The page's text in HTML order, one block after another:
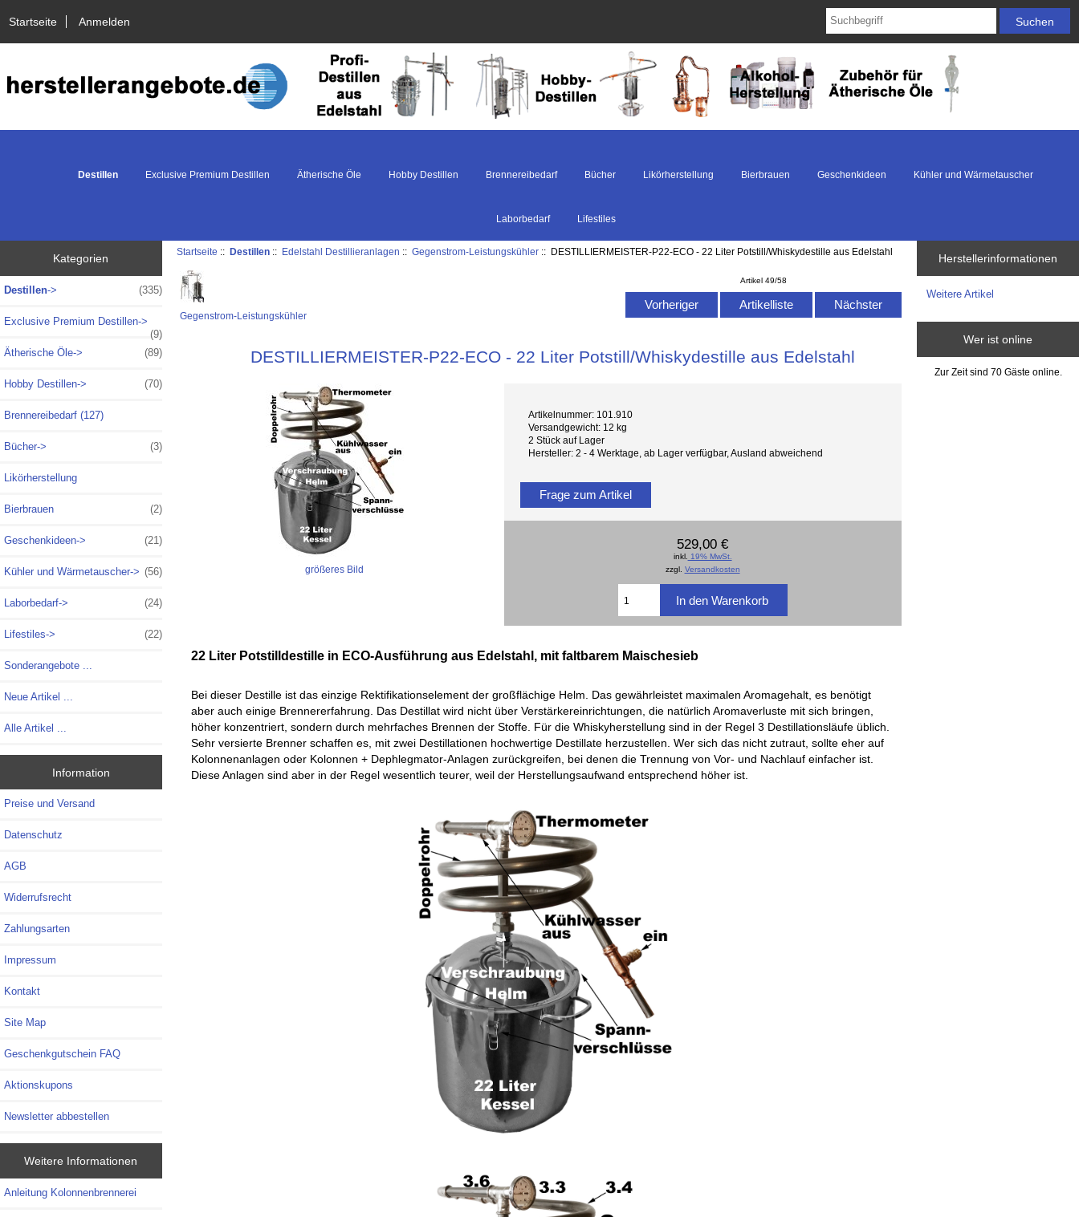
Startseite Anmelden
Destillen Exclusive Premium Destillen Ätherische Öle Hobby Destillen Brennereibedarf Bücher Likörherstellung Bierbrauen Geschenkideen Kühler und Wärmetauscher
Laborbedarf Lifestiles
Kategorien
Destillen-> (335)
Exclusive Premium Destillen->
(9)
Ätherische Öle->
(89)
Hobby Destillen-> (70)
Brennereibedarf (127)
Bücher-> (3)
Likörherstellung
Bierbrauen (2)
Geschenkideen-> (21)
Kühler und Wärmetauscher-> (56)
Laborbedarf-> (24)
Lifestiles-> (22)
Sonderangebote ...
Neue Artikel ...
Alle Artikel ...
Information
Preise und Versand
Datenschutz
AGB
Widerrufsrecht
Zahlungsarten
Impressum
Kontakt
Site Map
Geschenkgutschein FAQ
Aktionskupons
Newsletter abbestellen
Weitere Informationen
Anleitung Kolonnenbrennerei
Startseite ::Destillen :: Edelstahl Destillieranlagen ::Gegenstrom-Leistungskühler :: DESTILLIERMEISTER-P22-ECO - 22 Liter Potstill/Whiskydestille aus Edelstahl
Gegenstrom-Leistungskühler
Artikel 49/58
Vorheriger Artikelliste Nächster
DESTILLIERMEISTER-P22-ECO - 22 Liter Potstill/Whiskydestille aus Edelstahl
größeres Bild
Artikelnummer: 101.910
Versandgewicht: 12 kg
2 Stück auf Lager
Hersteller: 2 - 4 Werktage, ab Lager verfügbar, Ausland abweichend
Frage zum Artikel
529,00 €
inkl. 19% MwSt.
zzgl. Versandkosten
22 Liter Potstilldestille in ECO-Ausführung aus Edelstahl, mit faltbarem Maischesieb
Bei dieser Destille ist das einzige Rektifikationselement der großflächige Helm. Das gewährleistet maximalen Aromagehalt, es benötigt
aber auch einige Brennererfahrung. Das Destillat wird nicht über Verstärkereinrichtungen, die natürlich Aromaverluste mit sich bringen,
höher konzentriert, sondern durch mehrfaches Brennen der Stoffe. Für die Whiskyherstellung sind in der Regel 3 Destillationsläufe üblich.
Sehr versierte Brenner schaffen es, mit zwei Destillationen hochwertige Destillate herzustellen. Wer sich das nicht zutraut, sollte eher auf
Kolonnenanlagen oder Kolonnen + Dephlegmator-Anlagen zurückgreifen, bei denen die Trennung von Vor- und Nachlauf einfacher ist.
Diese Anlagen sind aber in der Regel wesentlich teurer, weil der Herstellungsaufwand entsprechend höher ist.
Herstellerinformationen
Weitere Artikel
Wer ist online
Zur Zeit sind 70 Gäste online.